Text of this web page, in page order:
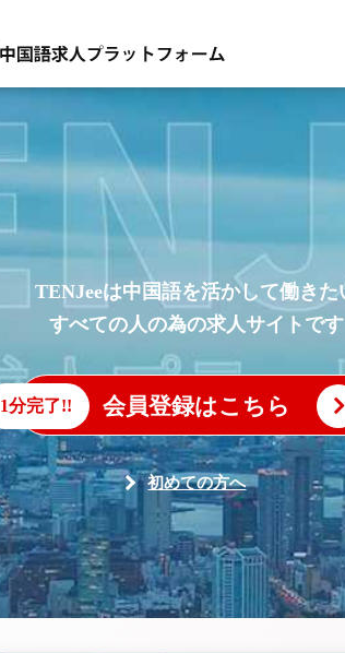
TENJeeは中国語を活かして働きた
すべての人の為の求人サイトです
会員登録はこちら
1分完了!!
初めての方へ